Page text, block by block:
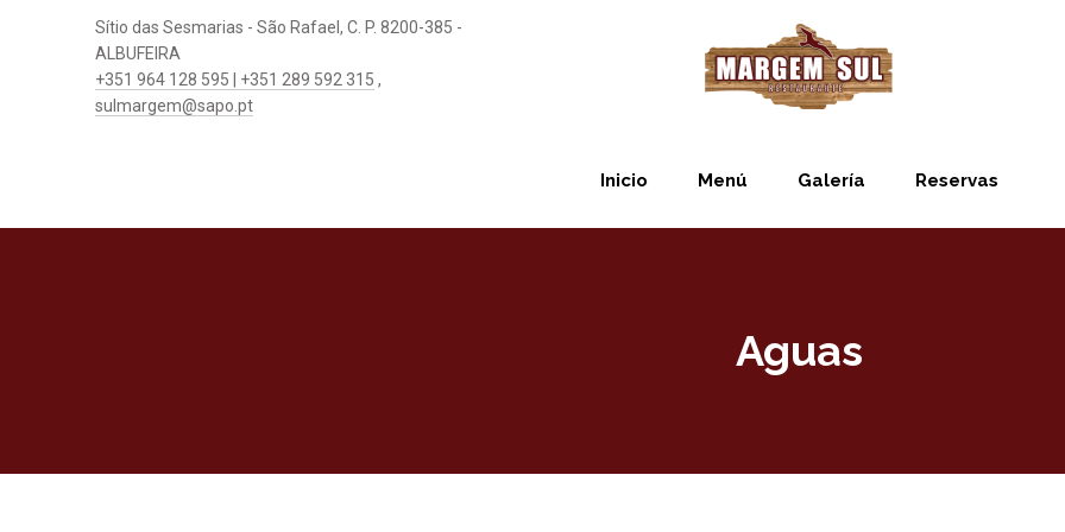
Sítio das Sesmarias - São Rafael, C. P. 8200-385 -
ALBUFEIRA
+351 964 128 595 | +351 289 592 315 ,
sulmargem@sapo.pt
Inicio Menú Galería Reservas
Aguas